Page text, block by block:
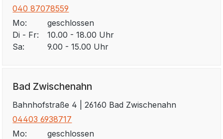
040 87078559
Mo:
geschlossen
Di - Fr:
10.00 - 18.00 Uhr
Sa:
9.00 - 15.00 Uhr
Bad Zwischenahn
Bahnhofstraße 4 | 26160 Bad Zwischenahn
04403 6938717
Mo:
geschlossen